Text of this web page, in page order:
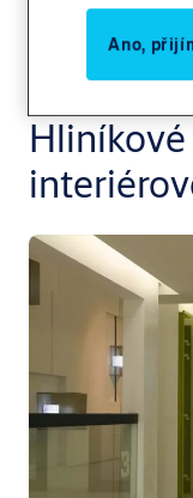
Ano,